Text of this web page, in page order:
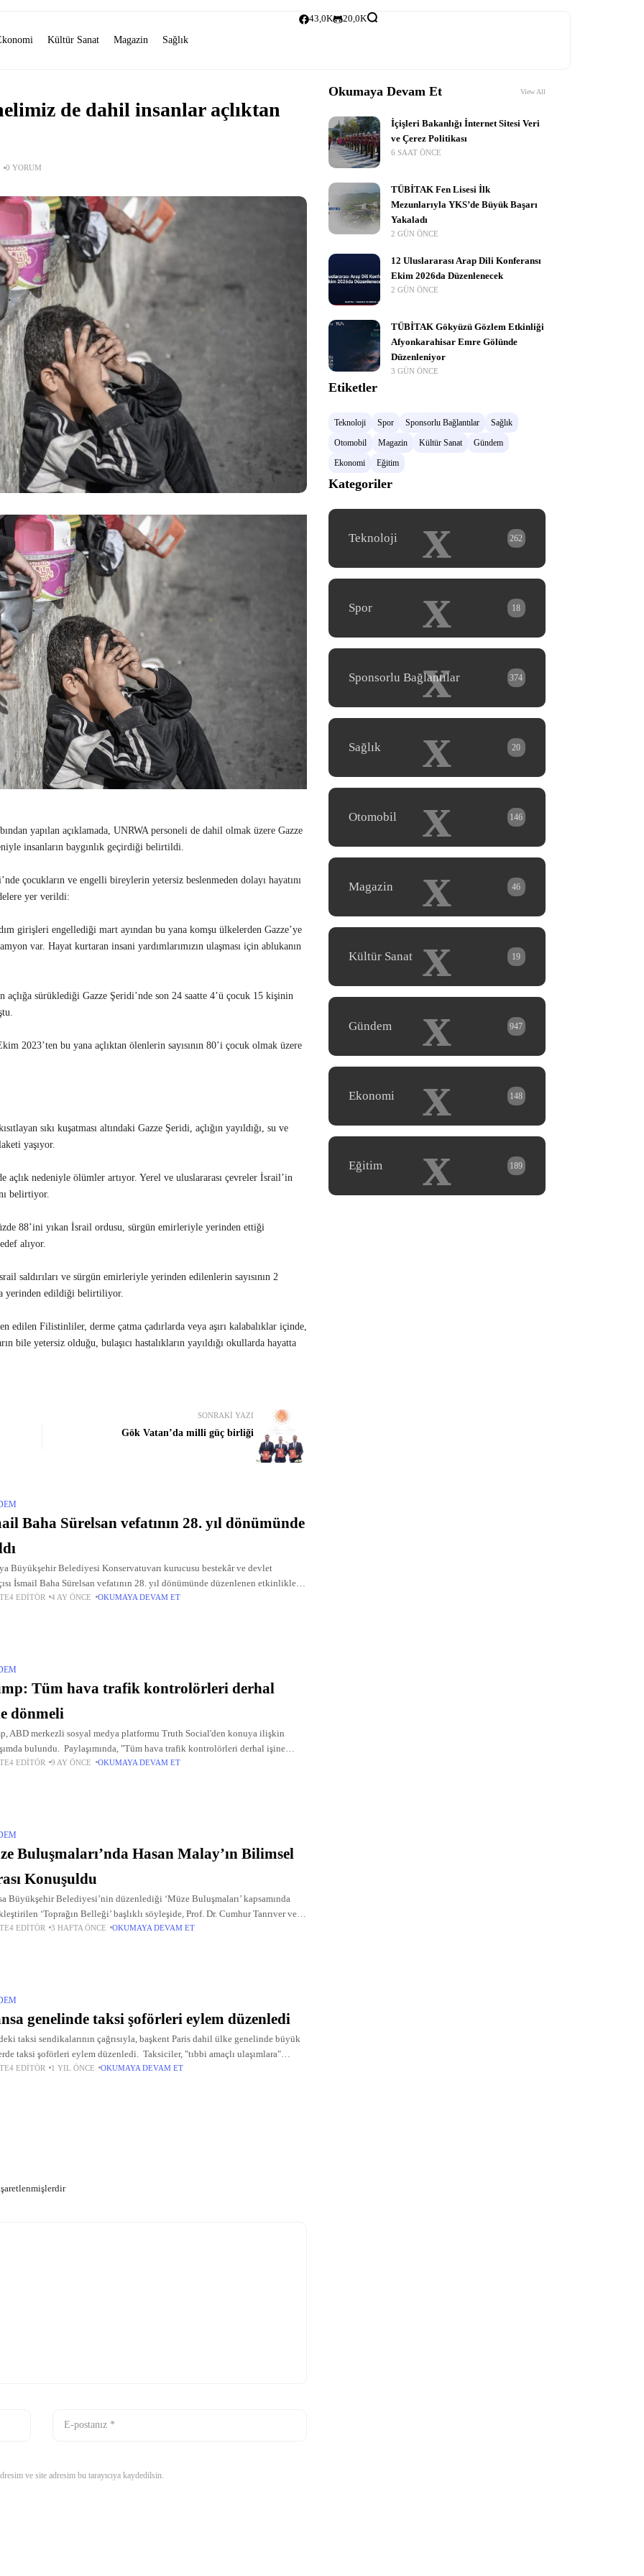
Kültür Sanat Magazin Sağlık
43,0K 20,0K
de dahil insanlar açlıktan
0 YORUM
yapılan açıklamada, UNRWA personeli de dahil olmak üzere Gazze
insanların baygınlık geçirdiği belirtildi.
çocukların ve engelli bireylerin yetersiz beslenmeden dolayı hayatını
yer verildi:
girişleri engellediği mart ayından bu yana komşu ülkelerden Gazze’ye
var. Hayat kurtaran insani yardımlarımızın ulaşması için ablukanın
açlığa sürüklediği Gazze Şeridi’nde son 24 saatte 4’ü çocuk 15 kişinin
2023’ten bu yana açlıktan ölenlerin sayısının 80’i çocuk olmak üzere
sıkı kuşatması altındaki Gazze Şeridi, açlığın yayıldığı, su ve
yaşıyor.
açlık nedeniyle ölümler artıyor. Yerel ve uluslararası çevreler İsrail’in
belirtiyor.
88’ini yıkan İsrail ordusu, sürgün emirleriyle yerinden ettiği
alıyor.
saldırıları ve sürgün emirleriyle yerinden edilenlerin sayısının 2
yerinden edildiği belirtiliyor.
edilen Filistinliler, derme çatma çadırlarda veya aşırı kalabalıklar içinde,
bile yetersiz olduğu, bulaşıcı hastalıkların yayıldığı okullarda hayatta
SONRAKI YAZI
Gök Vatan’da milli güç birliği
Baha Sürelsan vefatının 28. yıl dönümünde
Büyükşehir Belediyesi Konservatuvarı kurucusu bestekâr ve devlet
İsmail Baha Sürelsan vefatının 28. yıl dönümünde düzenlenen etkinliklerle
EDITÖR 4 AY ÖNCE OKUMAYA DEVAM ET
Tüm hava trafik kontrolörleri derhal
dönmeli
ABD merkezli sosyal medya platformu Truth Social'den konuya ilişkin
bulundu. Paylaşımında, "Tüm hava trafik kontrolörleri derhal işine
Bunu yapmayanların maaşlarından ciddi kesinti yapılacaktır."
EDITÖR 9 AY ÖNCE OKUMAYA DEVAM ET
Buluşmaları’nda Hasan Malay’ın Bilimsel
Konuşuldu
Büyükşehir Belediyesi’nin düzenlediği ‘Müze Buluşmaları’ kapsamında
‘Toprağın Belleği’ başlıklı söyleşide, Prof. Dr. Cumhur Tanrıver ve
Yusuf Sezgin, Prof. Dr. Hasan Malay’ın bilimsel mirası ışığında Manisa’nın
EDITÖR 3 HAFTA ÖNCE OKUMAYA DEVAM ET
genelinde taksi şoförleri eylem düzenledi
taksi sendikalarının çağrısıyla, başkent Paris dahil ülke genelinde büyük
taksi şoförleri eylem düzenledi. Taksiciler, "tıbbi amaçlı ulaşımlara"
getiren, 16 Mayıs'ta alınan hükümet kararını protesto etti.
EDITÖR 1 YIL ÖNCE OKUMAYA DEVAM ET
ve site adresim bu tarayıcıya kaydedilsin.
Okumaya Devam Et View All
İçişleri Bakanlığı İnternet Sitesi Veri
ve Çerez Politikası
6 SAAT ÖNCE
TÜBİTAK Fen Lisesi İlk
Mezunlarıyla YKS’de Büyük Başarı
Yakaladı
2 GÜN ÖNCE
12 Uluslararası Arap Dili Konferansı
Ekim 2026da Düzenlenecek
2 GÜN ÖNCE
TÜBİTAK Gökyüzü Gözlem Etkinliği
Afyonkarahisar Emre Gölünde
Düzenleniyor
3 GÜN ÖNCE
Etiketler
Teknoloji Spor Sponsorlu Bağlantılar
Sağlık
Otomobil
Magazin Kültür Sanat
Gündem
Ekonomi
Eğitim
Kategoriler
x
Teknoloji 262
x
Spor 18
x
Sponsorlu Bağlantılar 374
x
Sağlık 20
x
Otomobil 146
x
Magazin 46
x
Kültür Sanat 19
x
Gündem 947
x
Ekonomi 148
x
Eğitim 189